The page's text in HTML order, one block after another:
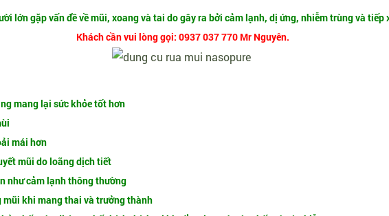
lớn gặp vấn đề về mũi, xoang và tai do gây ra bởi cảm lạnh, dị ứng, nhiễm trùng và tiếp
Khách cần vui lòng gọi: 0937 037 770 Mr Nguyên.
mang lại sức khỏe tốt hơn
mái hơn
mũi do loãng dịch tiết
như cảm lạnh thông thường
mũi khi mang thai và trưởng thành